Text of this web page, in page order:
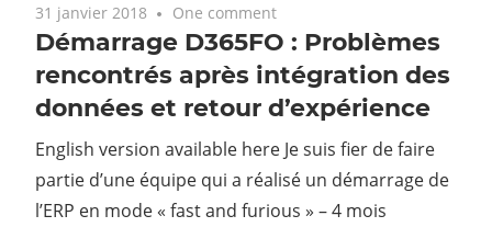
31 janvier 2018 One comment
Démarrage D365FO : Problèmes
rencontrés après intégration des
données et retour d’expérience
English version available here Je suis fier de faire
partie d’une équipe qui a réalisé un démarrage de
l’ERP en mode « fast and furious » – 4 mois